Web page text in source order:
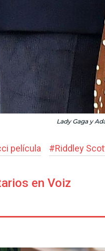
Lady Gaga y
película #Riddley
en Voiz